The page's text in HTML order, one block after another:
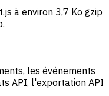
à environ 3,7 Ko gzip
les événements
API, l'exportation API